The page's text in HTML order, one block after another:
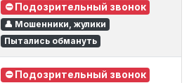
⛔ Подозрительный звонок
👤 Мошенники, жулики
Пытались обмануть
⛔ Подозрительный звонок